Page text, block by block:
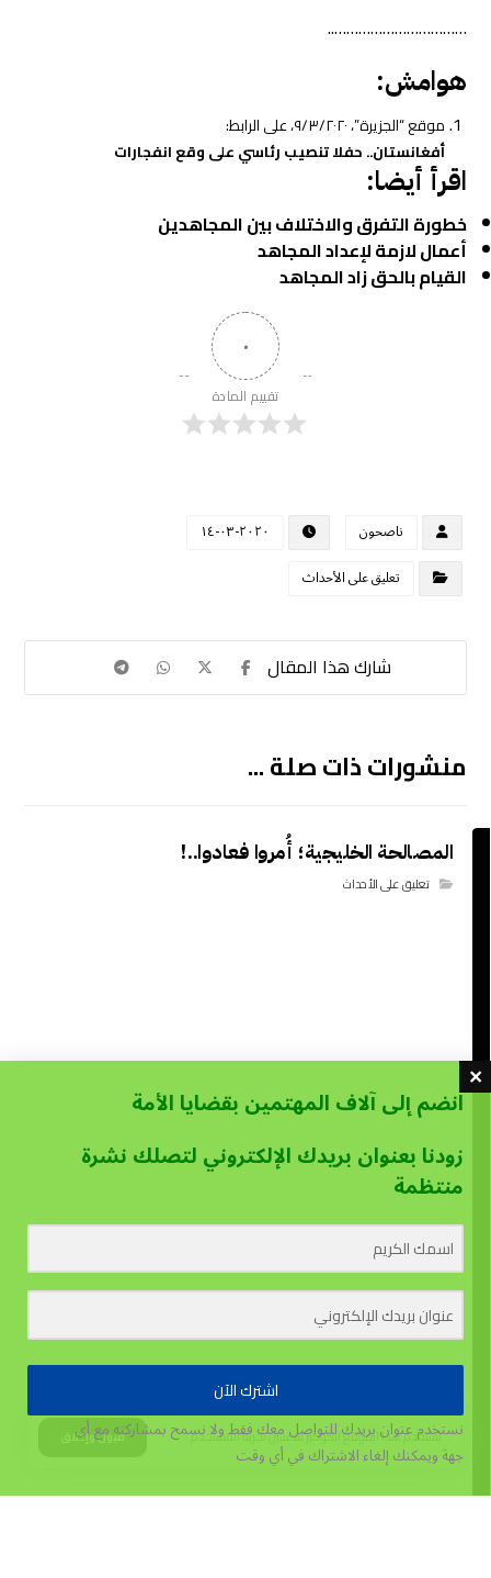
……………………………..
هوامش:
موقع “الجزيرة”، ٩/٣/٢٠٢٠، على الرابط:
أفغانستان.. حفلا تنصيب رئاسي على وقع انفجارات
اقرأ أيضا:
خطورة التفرق والاختلاف بين المجاهدين
أعمال لازمة لإعداد المجاهد
القيام بالحق زاد المجاهد
٠
تقييم المادة
ناصحون
٢٠٢٠-٠٣-١٤
تعليق على الأحداث
منشورات ذات صلة ...
المصالحة الخليجية؛ أُمروا فعادوا..!
تعليق على الأحداث
يستخدم هذا الموقع الكوكيز لتحسين تجربة المستخدم. قبول وإغلاق
انضم إلى آلاف المهتمين بقضايا الأمة
زودنا بعنوان بريدك الإلكتروني لتصلك نشرة
منتظمة
اشترك الآن
نستخدم عنوان بريدك للتواصل معك فقط ولا نسمح بمشاركته مع أي
جهةويمكنك إلغاء الاشتراك في أي وقت